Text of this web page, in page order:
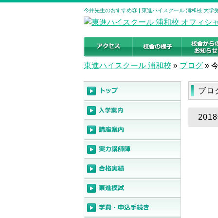
今井先生のおすすめ③ | 東進ハイスクール 浦和校 大学
東進ハイスクール 浦和校 » ブログ »
ブロ